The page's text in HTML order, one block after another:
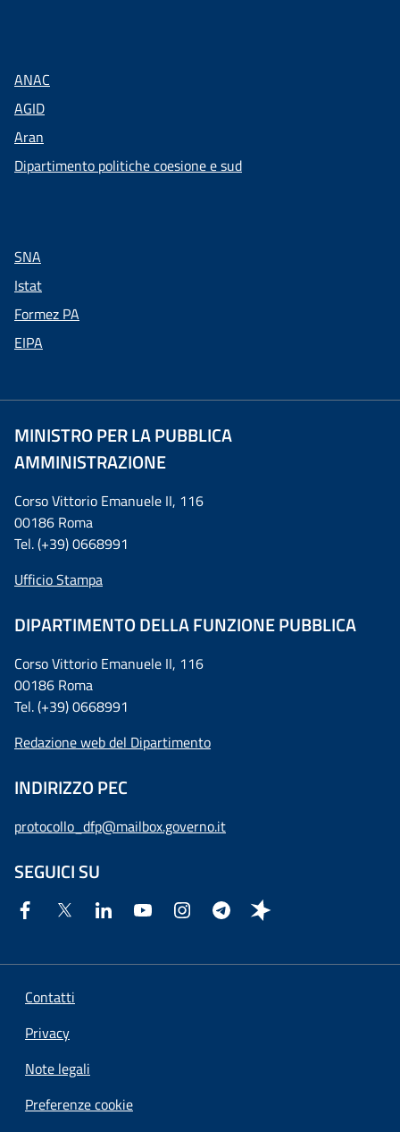
ANAC
AGID
Aran
Dipartimento politiche coesione e sud
SNA
Istat
Formez PA
EIPA
MINISTRO PER LA PUBBLICA
AMMINISTRAZIONE
Corso Vittorio Emanuele II, 116
00186 Roma
Tel. (+39) 0668991
Ufficio Stampa
DIPARTIMENTO DELLA FUNZIONE PUBBLICA
Corso Vittorio Emanuele II, 116
00186 Roma
Tel. (+39) 0668991
Redazione web del Dipartimento
INDIRIZZO PEC
protocollo_dfp@mailbox.governo.it
SEGUICI SU
Contatti
Privacy
Note legali
Preferenze cookie